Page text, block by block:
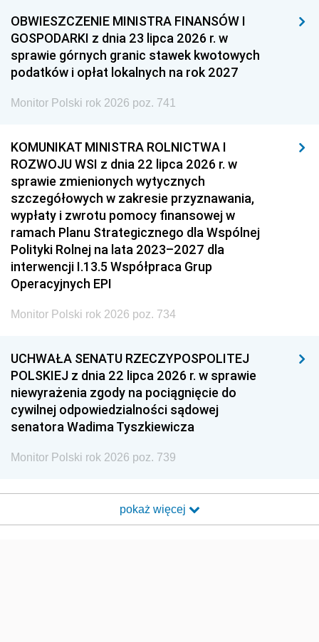
OBWIESZCZENIE MINISTRA FINANSÓW I
GOSPODARKI z dnia 23 lipca 2026 r. w
sprawie górnych granic stawek kwotowych
podatków i opłat lokalnych na rok 2027
Monitor Polski rok 2026 poz. 741
KOMUNIKAT MINISTRA ROLNICTWA I
ROZWOJU WSI z dnia 22 lipca 2026 r. w
sprawie zmienionych wytycznych
szczegółowych w zakresie przyznawania,
wypłaty i zwrotu pomocy finansowej w
ramach Planu Strategicznego dla Wspólnej
Polityki Rolnej na lata 2023–2027 dla
interwencji I.13.5 Współpraca Grup
Operacyjnych EPI
Monitor Polski rok 2026 poz. 734
UCHWAŁA SENATU RZECZYPOSPOLITEJ
POLSKIEJ z dnia 22 lipca 2026 r. w sprawie
niewyrażenia zgody na pociągnięcie do
cywilnej odpowiedzialności sądowej
senatora Wadima Tyszkiewicza
Monitor Polski rok 2026 poz. 739
pokaż więcej